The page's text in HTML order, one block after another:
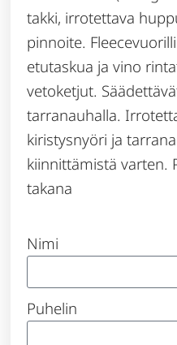
takki, irrotettava
pinnoite.
etutaskua ja vino
vetoketjut.
tarranauhalla.
kiristysnyöri ja
kiinnittämistä varten.
takana
Nimi
Puhelin